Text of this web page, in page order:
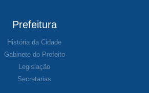
Prefeitura
História da Cidade
Gabinete do Prefeito
Legislação
Secretarias